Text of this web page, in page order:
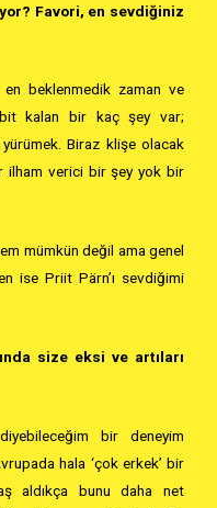
Favori, en sevdiğiniz
en beklenmedik zaman ve
kalan bir kaç şey var;
Biraz klişe olacak
ilham verici bir şey yok bir
mümkün değil ama genel
ise Priit Pärn’ı sevdiğimi
size eksi ve artıları
bir deneyim
hala ‘çok erkek’ bir
aldıkça bunu daha net